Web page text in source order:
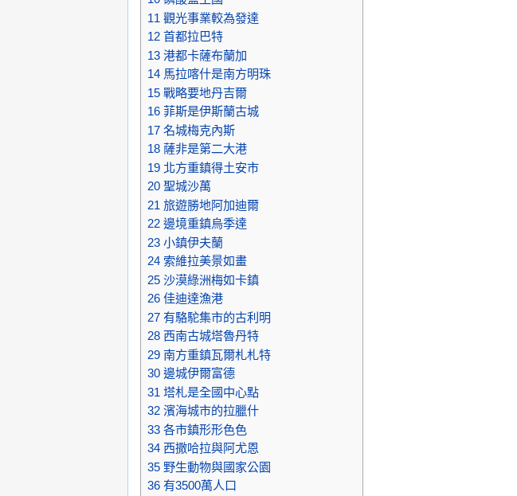
11 觀光事業較為發達
12 首都拉巴特
13 港都卡薩布蘭加
14 馬拉喀什是南方明珠
15 戰略要地丹吉爾
16 菲斯是伊斯蘭古城
17 名城梅克內斯
18 薩非是第二大港
19 北方重鎮得土安市
20 聖城沙萬
21 旅遊勝地阿加迪爾
22 邊境重鎮烏季達
23 小鎮伊夫蘭
24 索維拉美景如畫
25 沙漠綠洲梅如卡鎮
26 佳迪達漁港
27 有駱駝集市的古利明
28 西南古城塔魯丹特
29 南方重鎮瓦爾札札特
30 邊城伊爾富德
31 塔札是全國中心點
32 濱海城市的拉臘什
33 各市鎮形形色色
34 西撒哈拉與阿尤恩
35 野生動物與國家公園
36 有3500萬人口